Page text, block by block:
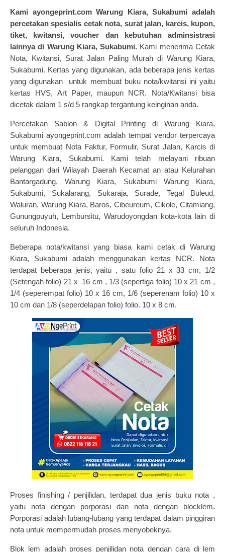
Kami ayongeprint.comWarung Kiara, Sukabumi adalah
percetakan spesialis cetak nota, surat jalan, karcis, kupon,
tiket, kwitansi, voucher dan kebutuhan adminsistrasi
lainnya di Warung Kiara, Sukabumi. Kami menerima Cetak
Nota, Kwitansi, Surat Jalan Paling Murah di Warung Kiara,
Sukabumi. Kertas yang digunakan, ada beberapa jenis kertas
yang digunakan untuk membuat buku nota/kwitansi ini yaitu
kertas HVS, Art Paper, maupun NCR. Nota/Kwitansi bisa
dicetak dalam 1 s/d 5 rangkap tergantung keinginan anda.
Percetakan Sablon & Digital Printing di Warung Kiara,
Sukabumi ayongeprint.com adalah tempat vendor terpercaya
untuk membuat Nota Faktur, Formulir, Surat Jalan, Karcis di
Warung Kiara, Sukabumi. Kami telah melayani ribuan
pelanggan dari Wilayah Daerah Kecamat an atau Kelurahan
Bantargadung, Warung Kiara, Sukabumi Warung Kiara,
Sukabumi, Sukalarang, Sukaraja, Surade, Tegal Buleud,
Waluran, Warung Kiara, Baros, Cibeureum, Cikole, Citamiang,
Gunungpuyuh, Lembursitu, Warudoyongdan kota-kota lain di
seluruh Indonesia.
Beberapa nota/kwitansi yang biasa kami cetak di Warung
Kiara, Sukabumi adalah menggunakan kertas NCR. Nota
terdapat beberapa jenis, yaitu , satu folio 21 x 33 cm, 1/2
(Setengah folio) 21 x 16 cm , 1/3 (sepertiga folio) 10 x 21 cm ,
1/4 (seperempat folio) 10 x 16 cm, 1/6 (seperenam folio) 10 x
10 cm dan 1/8 (seperdelapan folio) folio. 10 x 8 cm.
Proses finishing / penjilidan, terdapat dua jenis buku nota ,
yaitu nota dengan porporasi dan nota dengan blocklem.
Porporasi adalah lubang-lubang yang terdapat dalam pinggiran
nota untuk mempermudah proses menyobeknya.
Blok lem adalah proses penjilidan nota dengan cara di lem